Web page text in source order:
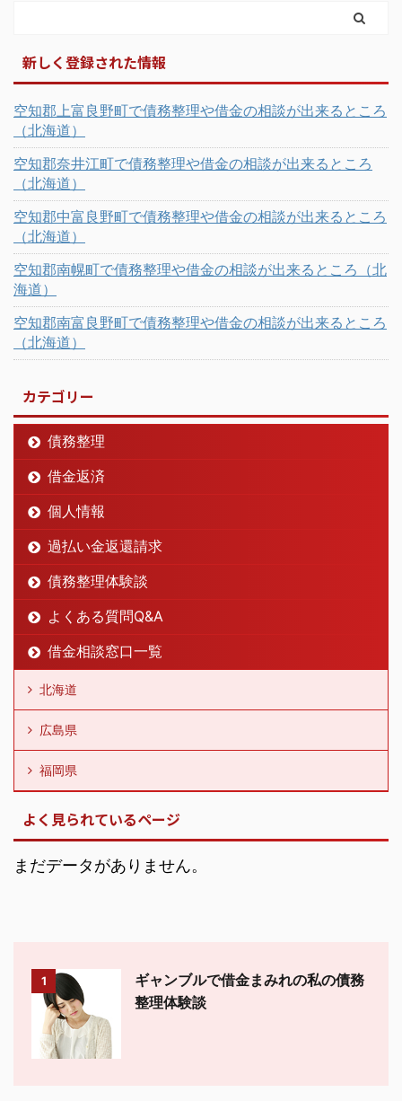
新しく登録された情報
空知郡上富良野町で債務整理や借金の相談が出来るところ
（北海道）
空知郡奈井江町で債務整理や借金の相談が出来るところ
（北海道）
空知郡中富良野町で債務整理や借金の相談が出来るところ
（北海道）
空知郡南幌町で債務整理や借金の相談が出来るところ（北
海道）
空知郡南富良野町で債務整理や借金の相談が出来るところ
（北海道）
カテゴリー
債務整理
借金返済
個人情報
過払い金返還請求
債務整理体験談
よくある質問Q&A
借金相談窓口一覧
北海道
広島県
福岡県
よく見られているページ
まだデータがありません。
1
ギャンブルで借金まみれの私の債務
整理体験談